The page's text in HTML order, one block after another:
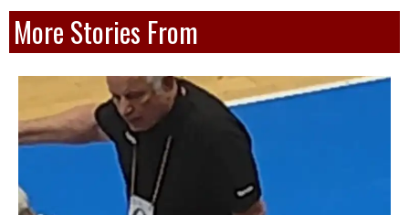
More Stories From